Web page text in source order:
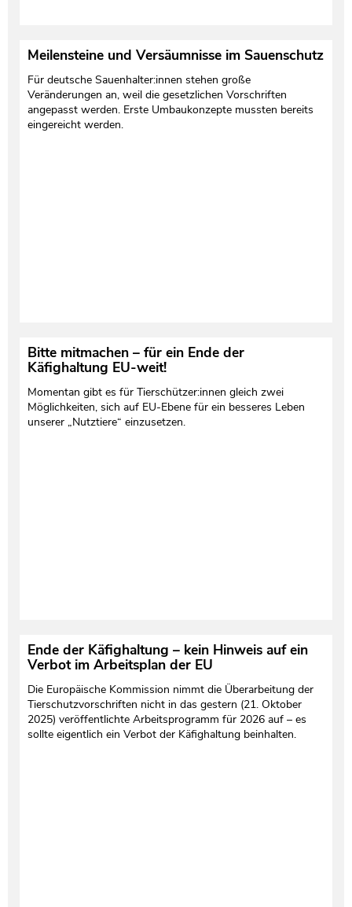
Meilensteine und Versäumnisse im Sauenschutz
Für deutsche Sauenhalter:innen stehen große
Veränderungen an, weil die gesetzlichen Vorschriften
angepasst werden. Erste Umbaukonzepte mussten bereits
eingereicht werden.
Bitte mitmachen – für ein Ende der
Käfighaltung EU-weit!
Momentan gibt es für Tierschützer:innen gleich zwei
Möglichkeiten, sich auf EU-Ebene für ein besseres Leben
unserer „Nutztiere“ einzusetzen.
Ende der Käfighaltung – kein Hinweis auf ein
Verbot im Arbeitsplan der EU
Die Europäische Kommission nimmt die Überarbeitung der
Tierschutzvorschriften nicht in das gestern (21. Oktober
2025) veröffentlichte Arbeitsprogramm für 2026 auf – es
sollte eigentlich ein Verbot der Käfighaltung beinhalten.